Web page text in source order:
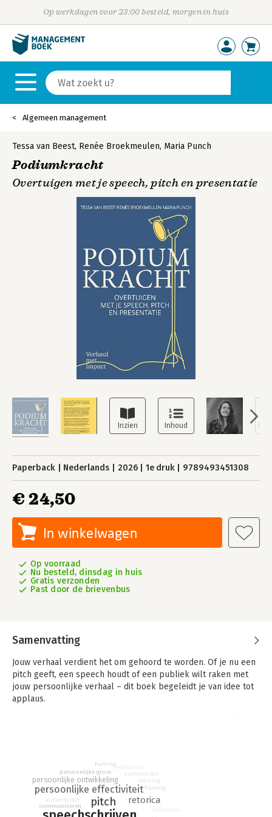
Op werkdagen voor 23:00 besteld, morgen in huis
Algemeen management
Tessa van Beest, Renée Broekmeulen, Maria Punch
Podiumkracht
Overtuigen met je speech, pitch en presentatie
Paperback Nederlands 2026 1e druk 9789493451308
€ 24,50
In winkelwagen
Op voorraad
Nu besteld, dinsdag in huis
Gratis verzonden
Past door de brievenbus
Samenvatting
Jouw verhaal verdient het om gehoord te worden. Of je nu een
pitch geeft, een speech houdt of een publiek wilt raken met
jouw persoonlijke verhaal – dit boek begeleidt je van idee tot
applaus.
valkuilen te vermijden.Podiumkracht
technieken, oefeningen en handige lijstjes om te overtuigen op
elk podium.
Tessa van Beest, Renée Broekmeulen en Maria Punch
pitch
persoonlijke effectiviteit
retorica
persoonlijke ontwikkeling
communiceren
persoonlijke groei
authenticiteit
framingleiderschap
authenticiteit
coaching
framing
leiderschap